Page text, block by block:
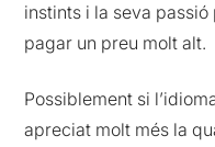
instints i la seva
pagar un preu molt alt.
Possiblement si
apreciat molt més la